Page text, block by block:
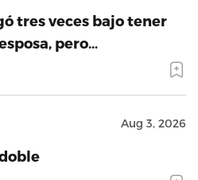
tres veces bajo tener
pero…
Aug 3, 2026